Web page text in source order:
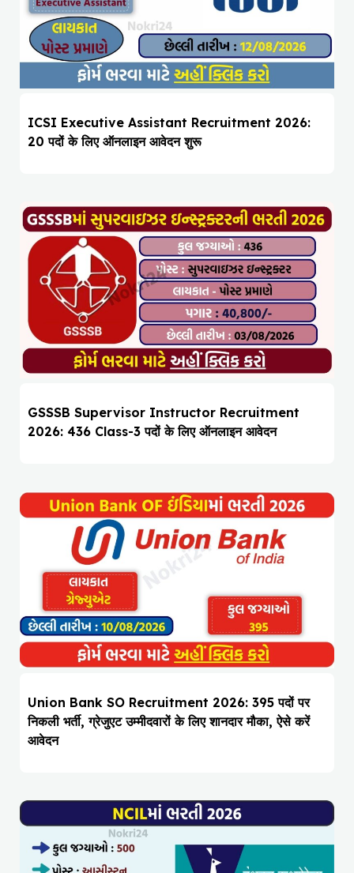
ICSI Executive Assistant Recruitment 2026:
20 पदों के लिए ऑनलाइन आवेदन शुरू
GSSSB Supervisor Instructor Recruitment
2026: 436 Class-3 पदों के लिए ऑनलाइन आवेदन
Union Bank SO Recruitment 2026: 395 पदों पर
निकली भर्ती, ग्रेजुएट उम्मीदवारों के लिए शानदार मौका, ऐसे करें
आवेदन